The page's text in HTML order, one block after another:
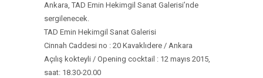
Ankara, TAD Emin Hekimgil Sanat Galerisi’nde
sergilenecek.
TAD Emin Hekimgil Sanat Galerisi
Cinnah Caddesi no : 20 Kavaklıdere / Ankara
Açılış kokteyli / Opening cocktail : 12 mayıs 2015,
saat: 18.30-20.00